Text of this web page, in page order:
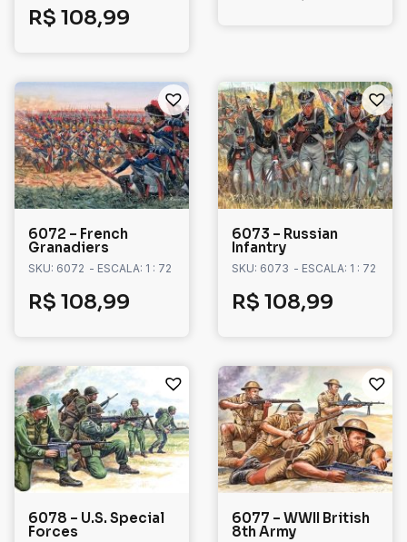
R$ 108,99
6072 – French
Granadiers
SKU: 6072 - ESCALA: 1 : 72
R$ 108,99
6073 – Russian
Infantry
SKU: 6073 - ESCALA: 1 : 72
R$ 108,99
6078 – U.S. Special
Forces
6077 – WWII British
8th Army